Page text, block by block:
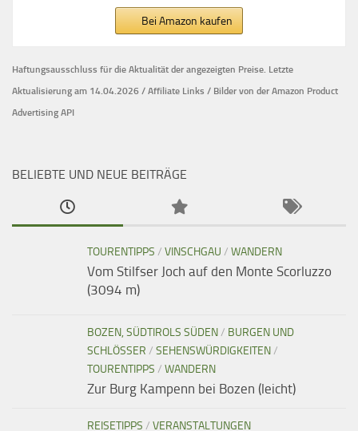
Bei Amazon kaufen
Haftungsausschluss für die Aktualität der angezeigten Preise. Letzte
Aktualisierung am 14.04.2026 / Affiliate Links / Bilder von der Amazon Product
Advertising API
BELIEBTE UND NEUE BEITRÄGE
TOURENTIPPS / VINSCHGAU / WANDERN
Vom Stilfser Joch auf den Monte Scorluzzo
(3094 m)
BOZEN, SÜDTIROLS SÜDEN/ BURGEN UND
SCHLÖSSER / SEHENSWÜRDIGKEITEN/
TOURENTIPPS / WANDERN
Zur Burg Kampenn bei Bozen (leicht)
REISETIPPS / VERANSTALTUNGEN